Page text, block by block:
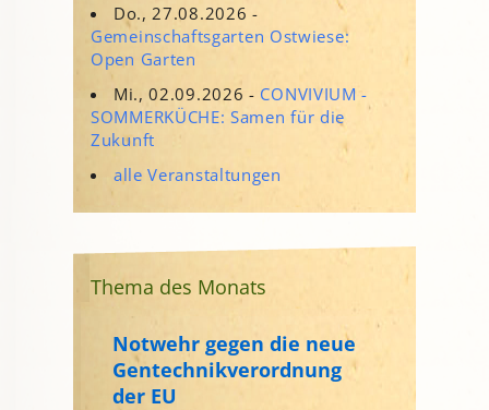
Do., 27.08.2026 -
Gemeinschaftsgarten Ostwiese:
Open Garten
Mi., 02.09.2026 - CONVIVIUM -
SOMMERKÜCHE: Samen für die
Zukunft
alle Veranstaltungen
Thema des Monats
Notwehr gegen die neue
Gentechnikverordnung
der EU